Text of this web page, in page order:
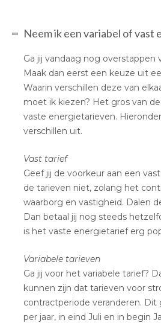
Neem ik een variabel of vast
Ga jij vandaag nog overstappen
Maak dan eerst een keuze uit
Waarin verschillen deze van
moet ik kiezen? Het gros van
vaste energietarieven.
verschillen uit.
Vast tarief
Geef jij de voorkeur aan een
de tarieven niet, zolang het
waarborg en vastigheid. Dalen
Dan betaal jij nog steeds
is het vaste energietarief erg
Variabele tarieven
Ga jij voor het variabele tarief?
kunnen zijn dat tarieven voor
contractperiode veranderen.
per jaar, in eind Juli en in begin